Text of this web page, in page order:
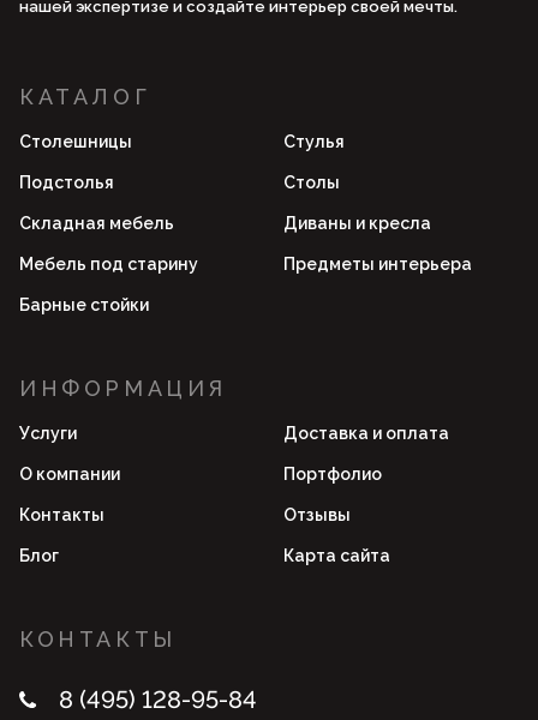
нашей экспертизе и создайте интерьер своей мечты.
КАТАЛОГ
Столешницы Стулья
Подстолья Столы
Складная мебель Диваны и кресла
Мебель под старину Предметы интерьера
Барные стойки
ИНФОРМАЦИЯ
Услуги Доставка и оплата
О компании Портфолио
Контакты Отзывы
Блог Карта сайта
КОНТАКТЫ
8 (495) 128-95-84